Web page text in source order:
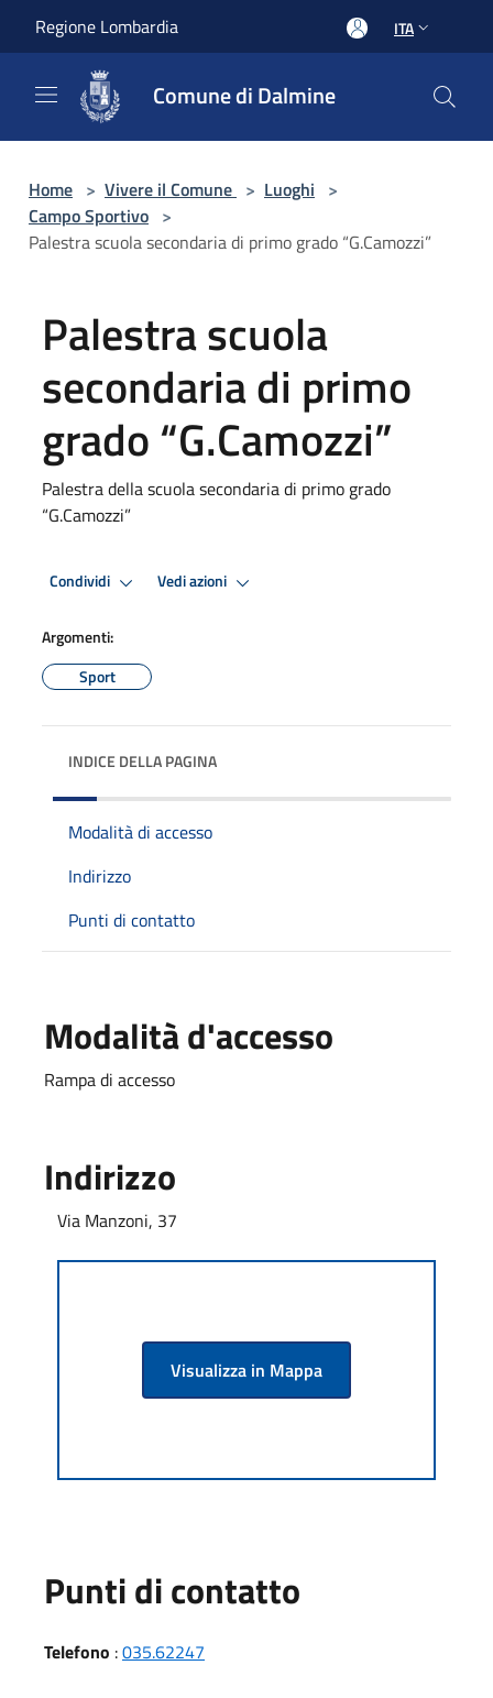
Regione Lombardia ITA
Comune di Dalmine
Home > Vivere il Comune > Luoghi >
Campo Sportivo >
Palestra scuola secondaria di primo grado “G.Camozzi”
Palestra scuola
secondaria di primo
grado “G.Camozzi”
Palestra della scuola secondaria di primo grado
“G.Camozzi”
Condividi Vedi azioni
Argomenti:
Sport
INDICE DELLA PAGINA
Modalità di accesso
Indirizzo
Punti di contatto
Modalità d'accesso
Rampa di accesso
Indirizzo
Via Manzoni, 37
Visualizza in Mappa
Punti di contatto
Telefono :035.62247